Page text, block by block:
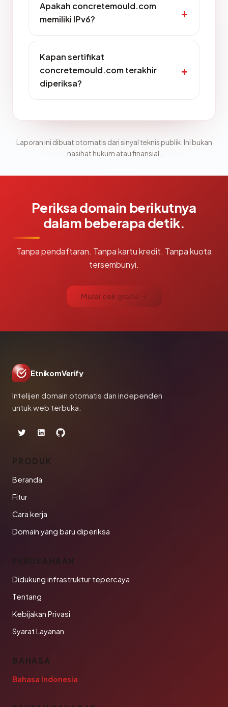
Apakah concretemould.com
memiliki IPv6?
Kapan sertifikat
concretemould.com terakhir
diperiksa?
Laporan ini dibuat otomatis dari sinyal teknis publik. Ini bukan
nasihat hukum atau finansial.
Periksa domain berikutnya
dalam beberapa detik.
Tanpa pendaftaran. Tanpa kartu kredit. Tanpa kuota
tersembunyi.
Mulai cek gratis →
EtnikomVerify
Intelijen domain otomatis dan independen
untuk web terbuka.
PRODUK
Beranda
Fitur
Cara kerja
Domain yang baru diperiksa
PERUSAHAAN
Didukung infrastruktur tepercaya
Tentang
Kebijakan Privasi
Syarat Layanan
BAHASA
Bahasa Indonesia